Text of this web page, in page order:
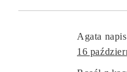
Agata
16